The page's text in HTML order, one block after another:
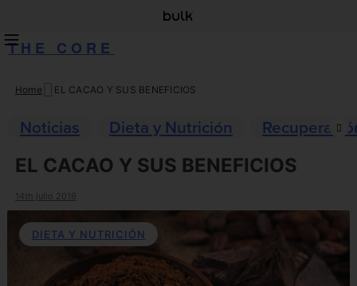
THE CORE
Skip
content
Home EL CACAO Y SUS BENEFICIOS
Noticias Dieta y Nutrición
EL CACAO Y SUS BENEFICIOS
14th julio 2016
DIETA Y NUTRICIÓN